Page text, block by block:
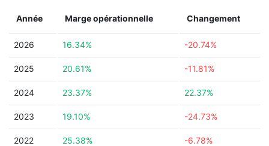
Année Marge opérationnelle Changement
2026 16.34% -20.74%
2025 20.61% -11.81%
2024 23.37% 22.37%
2023 19.10% -24.73%
2022 25.38% -6.78%